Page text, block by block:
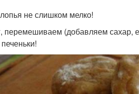
не слишком мелко!
перемешиваем (добавляем сахар,